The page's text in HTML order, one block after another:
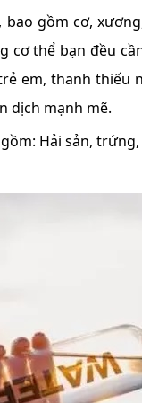
gồm cơ,
cơ thể bạn đều
em, thanh thiếu
dịch mạnh mẽ.
Hải sản,